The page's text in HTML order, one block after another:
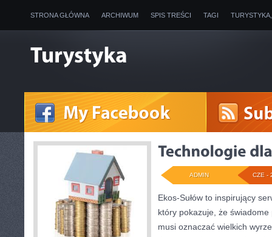
STRONA GŁÓWNA ARCHIWUM SPIS TREŚCI TAGI
CZE -
ADMIN
Ekos-Sułów to inspirujący
który pokazuje, że
musi oznaczać wielkich